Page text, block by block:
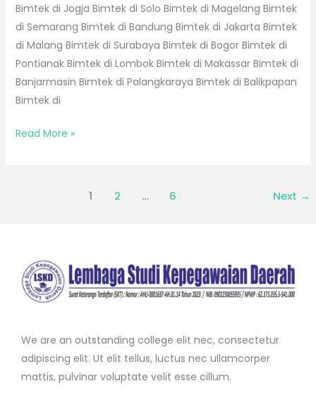
Bimtek di Jogja Bimtek di Solo Bimtek di Magelang Bimtek
di Semarang Bimtek di Bandung Bimtek di Jakarta Bimtek
di Malang Bimtek di Surabaya Bimtek di Bogor Bimtek di
Pontianak Bimtek di Lombok Bimtek di Makassar Bimtek di
Banjarmasin Bimtek di Palangkaraya Bimtek di Balikpapan
Bimtek di
Read More »
1 2 … 6 Next →
We are an outstanding college elit nec, consectetur
adipiscing elit. Ut elit tellus, luctus nec ullamcorper
mattis, pulvinar voluptate velit esse cillum.